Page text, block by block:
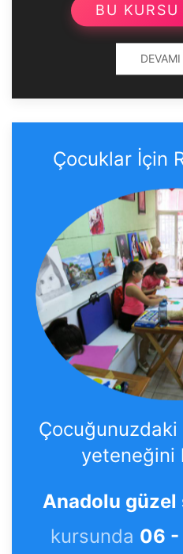
BU
Çocuklar İçin
yeteneğini
Anadolu güzel
kursunda 06 -